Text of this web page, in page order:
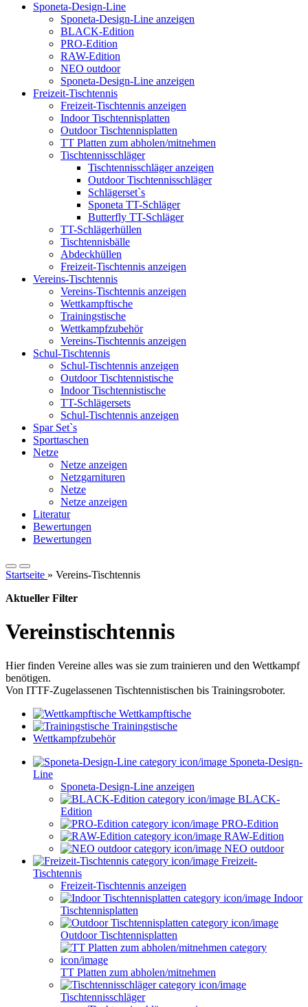
Sponeta-Design-Line
Sponeta-Design-Line anzeigen
BLACK-Edition
PRO-Edition
RAW-Edition
NEO outdoor
Sponeta-Design-Line anzeigen
Freizeit-Tischtennis
Freizeit-Tischtennis anzeigen
Indoor Tischtennisplatten
Outdoor Tischtennisplatten
TT Platten zum abholen/mitnehmen
Tischtennisschläger
Tischtennisschläger anzeigen
Outdoor Tischtennisschläger
Schlägerset`s
Sponeta TT-Schläger
Butterfly TT-Schläger
TT-Schlägerhüllen
Tischtennisbälle
Abdeckhüllen
Freizeit-Tischtennis anzeigen
Vereins-Tischtennis
Vereins-Tischtennis anzeigen
Wettkampftische
Trainingstische
Wettkampfzubehör
Vereins-Tischtennis anzeigen
Schul-Tischtennis
Schul-Tischtennis anzeigen
Outdoor Tischtennistische
Indoor Tischtennistische
TT-Schlägersets
Schul-Tischtennis anzeigen
Spar Set`s
Sporttaschen
Netze
Netze anzeigen
Netzgarnituren
Netze
Netze anzeigen
Literatur
Bewertungen
Bewertungen
Startseite » Vereins-Tischtennis
Aktueller Filter
Vereinstischtennis
Hier finden Vereine alles was sie zum trainieren und den Wettkampf
benötigen.
Von ITTF-Zugelassenen Tischtennistischen bis Trainingsroboter.
Wettkampftische
Trainingstische
Wettkampfzubehör
Sponeta-Design-
Line
Sponeta-Design-Line anzeigen
BLACK-
Edition
PRO-Edition
RAW-Edition
NEO outdoor
Freizeit-
Tischtennis
Freizeit-Tischtennis anzeigen
Indoor
Tischtennisplatten
Outdoor Tischtennisplatten
TT Platten zum abholen/mitnehmen
Tischtennisschläger